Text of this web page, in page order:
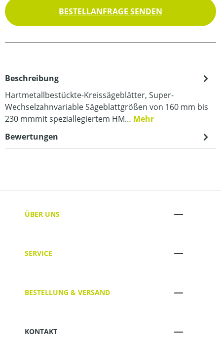
BESTELLANFRAGE SENDEN
Beschreibung
Hartmetallbestückte-Kreissägeblätter, Super-
Wechselzahnvariable Sägeblattgrößen von 160 mm bis
230 mmmit speziallegiertem HM… Mehr
Bewertungen
ÜBER UNS
SERVICE
BESTELLUNG & VERSAND
KONTAKT